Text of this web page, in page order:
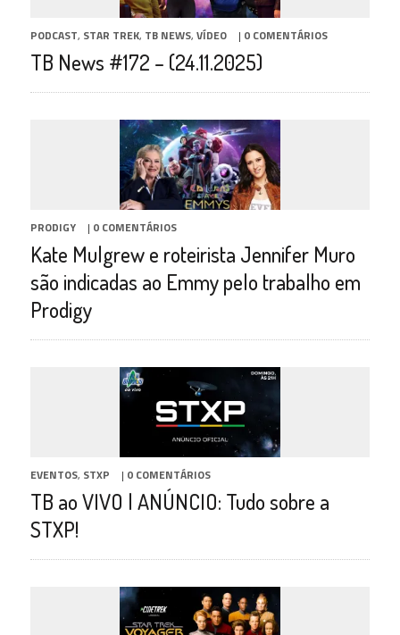
PODCAST, STAR TREK, TB NEWS, VÍDEO | 0 COMENTÁRIOS
TB News #172 – (24.11.2025)
PRODIGY | 0 COMENTÁRIOS
Kate Mulgrew e roteirista Jennifer Muro
são indicadas ao Emmy pelo trabalho em
Prodigy
EVENTOS, STXP | 0 COMENTÁRIOS
TB ao VIVO | ANÚNCIO: Tudo sobre a
STXP!